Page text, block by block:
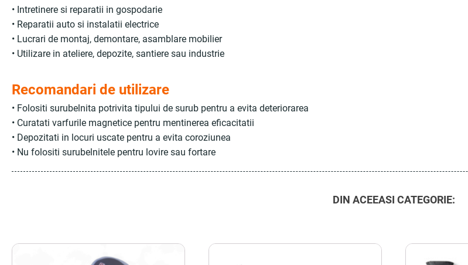
• Intretinere si reparatii in gospodarie
• Reparatii auto si instalatii electrice
• Lucrari de montaj, demontare, asamblare mobilier
• Utilizare in ateliere, depozite, santiere sau industrie
Recomandari de utilizare
• Folositi surubelnita potrivita tipului de surub pentru a evita deteriorarea
• Curatati varfurile magnetice pentru mentinerea eficacitatii
• Depozitati in locuri uscate pentru a evita coroziunea
• Nu folositi surubelnitele pentru lovire sau fortare
DIN ACEEASI CATEGORIE: